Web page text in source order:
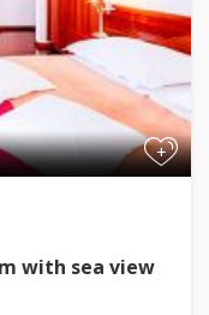
+
with sea view